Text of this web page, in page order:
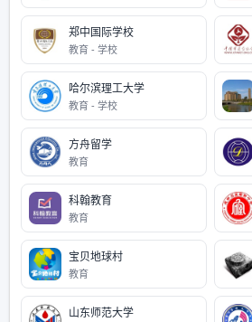
郑中国际学校
教育 - 学校
哈尔滨理工大学
教育 - 学校
方舟留学
教育
科翰教育
教育
宝贝地球村
教育
山东师范大学